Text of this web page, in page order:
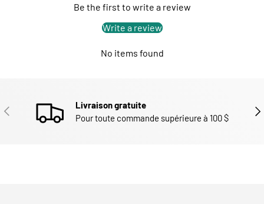
Be the first to write a review
Write a review
No items found
PRÉCÉDENT
Livraison gratuite
Pour toute commande supérieure à 100 $